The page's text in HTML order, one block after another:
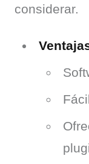
considerar.